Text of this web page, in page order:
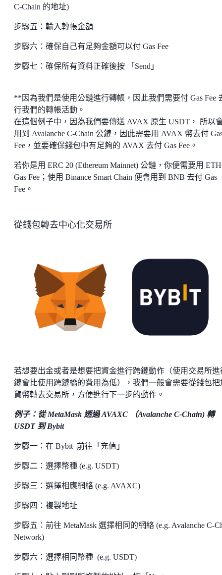
C-Chain 的地址)
步驟五：輸入轉帳金額
步驟六：確保自己有足夠金額可以付 Gas Fee
步驟七：確保所有資料正確後按 「Send」
**因為我們是使用公鏈進行轉帳，因此我們需要付 Gas Fee
行我們的轉帳活動。
在這個例子中，因為我們要傳送 AVAX 原生 USDT， 所以
用到 Avalanche C-Chain 公鏈，因此需要用 AVAX 幣去付
Fee，並要確保錢包中有足夠的 AVAX 去付 Gas Fee。
若你是用 ERC 20 (Ethereum Mainnet) 公鏈，你便需要用
Gas Fee；使用 Binance Smart Chain 便會用到 BNB 去付 Gas
Fee。
從錢包轉去中心化交易所
若想要出金或者是想要把資金進行跨鏈動作（使用交易所進
鏈會比使用跨鏈橋的費用為低），我們一般會需要從錢包把
貨幣轉去交易所，方便進行下一步的動作。
例子：從 MetaMask 透過 AVAXC （Avalanche C-Chain) 轉
USDT 到 Bybit
步驟一：在 Bybit 前往「充值」
步驟二：選擇幣種 (e.g. USDT)
步驟三：選擇相應網絡 (e.g. AVAXC)
步驟四：複製地址
步驟五：前往 MetaMask 選擇相同的網絡 (e.g. Avalanche C-
Network)
步驟六：選擇相同幣種 (e.g. USDT)